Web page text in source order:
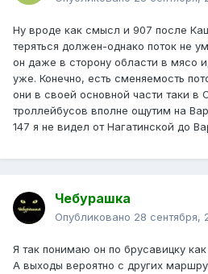
Ну вроде как смысл и 907 после
теряться должен-однако поток не
он даже в сторону области в мясо
уже. Конечно, есть сменяемость
они в своей основной части таки в
троллейбусов вполне ощутим на
147 я не видел от Нагатинской до
Чебурашка
Опубликовано 28 сентября,
Я так понимаю он по брусавицку
А выходы вероятно с других